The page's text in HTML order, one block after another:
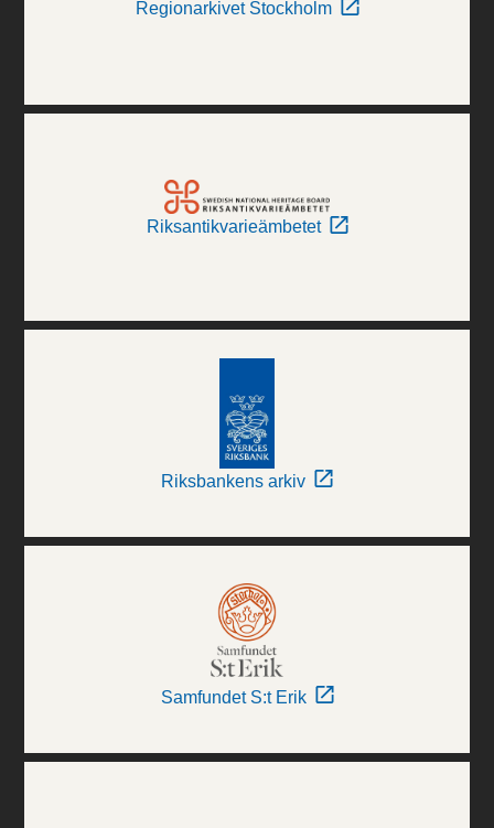
Regionarkivet Stockholm
Riksantikvarieämbetet
Riksbankens arkiv
Samfundet S:t Erik